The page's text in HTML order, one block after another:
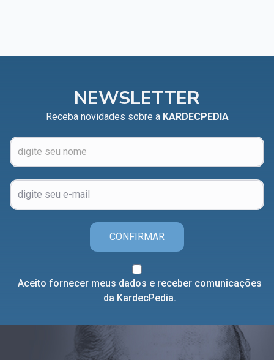
NEWSLETTER
Receba novidades sobre a KARDECPEDIA
CONFIRMAR
Aceito fornecer meus dados e receber comunicações
da KardecPedia.